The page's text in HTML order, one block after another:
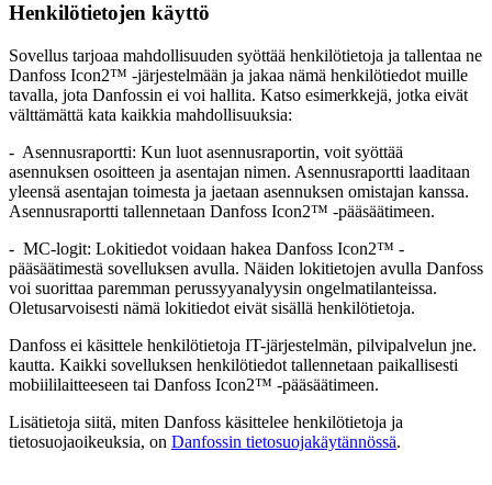
Henkilötietojen käyttö
Sovellus tarjoaa mahdollisuuden syöttää henkilötietoja ja tallentaa ne
Danfoss Icon2™ -järjestelmään ja jakaa nämä henkilötiedot muille
tavalla, jota Danfossin ei voi hallita. Katso esimerkkejä, jotka eivät
välttämättä kata kaikkia mahdollisuuksia:
- Asennusraportti: Kun luot asennusraportin, voit syöttää
asennuksen osoitteen ja asentajan nimen. Asennusraportti laaditaan
yleensä asentajan toimesta ja jaetaan asennuksen omistajan kanssa.
Asennusraportti tallennetaan Danfoss Icon2™ -pääsäätimeen.
- MC-logit: Lokitiedot voidaan hakea Danfoss Icon2™ -
pääsäätimestä sovelluksen avulla. Näiden lokitietojen avulla Danfoss
voi suorittaa paremman perussyyanalyysin ongelmatilanteissa.
Oletusarvoisesti nämä lokitiedot eivät sisällä henkilötietoja.
Danfoss ei käsittele henkilötietoja IT-järjestelmän, pilvipalvelun jne.
kautta. Kaikki sovelluksen henkilötiedot tallennetaan paikallisesti
mobiililaitteeseen tai Danfoss Icon2™ -pääsäätimeen.
Lisätietoja siitä, miten Danfoss käsittelee henkilötietoja ja
tietosuojaoikeuksia, on Danfossin tietosuojakäytännössä.